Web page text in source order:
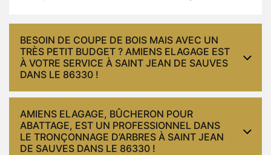
BESOIN DE COUPE DE BOIS MAIS AVEC UN
TRÈS PETIT BUDGET ? AMIENS ELAGAGE EST
À VOTRE SERVICE À SAINT JEAN DE SAUVES
DANS LE 86330 !
AMIENS ELAGAGE, BÛCHERON POUR
ABATTAGE, EST UN PROFESSIONNEL DANS
LE TRONÇONNAGE D’ARBRES À SAINT JEAN
DE SAUVES DANS LE 86330 !